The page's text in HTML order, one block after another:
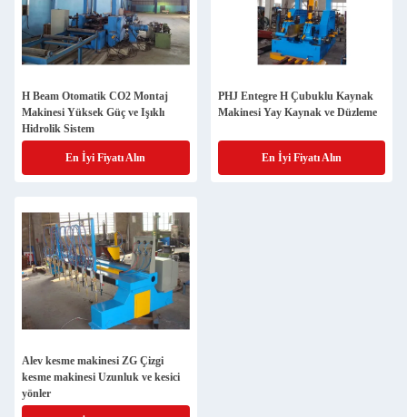
H Beam Otomatik CO2 Montaj
Makinesi Yüksek Güç ve Işıklı
Hidrolik Sistem
En İyi Fiyatı Alın
PHJ Entegre H Çubuklu Kaynak
Makinesi Yay Kaynak ve Düzleme
En İyi Fiyatı Alın
Alev kesme makinesi ZG Çizgi
kesme makinesi Uzunluk ve kesici
yönler